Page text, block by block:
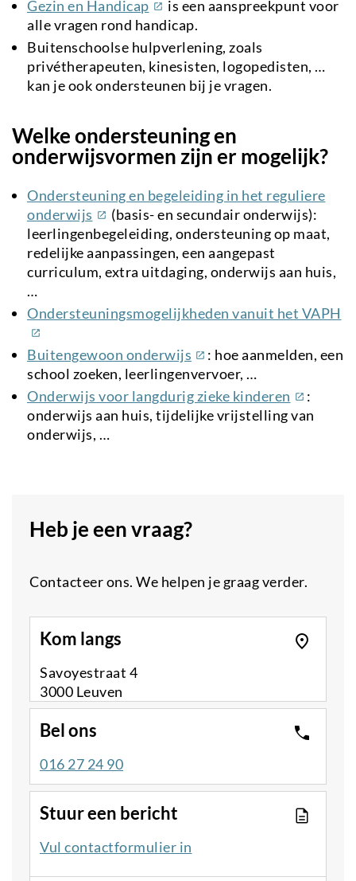
Gezin en Handicap(externe
link)
is een aanspreekpunt voor
alle vragen rond handicap.
Buitenschoolse hulpverlening, zoals
privétherapeuten, kinesisten, logopedisten, …
kan je ook ondersteunen bij je vragen.
Welke ondersteuning en
onderwijsvormen zijn er mogelijk?
Ondersteuning en begeleiding in het reguliere
onderwijs (externe
link)
(basis- en secundair onderwijs):
leerlingenbegeleiding, ondersteuning op maat,
redelijke aanpassingen, een aangepast
curriculum, extra uitdaging, onderwijs aan huis,
…
Ondersteuningsmogelijkheden vanuit het VAPH
Buitengewoon onderwijs (externe
link)
: hoe aanmelden, een
school zoeken, leerlingenvervoer, …
Onderwijs voor langdurig zieke kinderen (externe
link)
:
onderwijs aan huis, tijdelijke vrijstelling van
onderwijs, …
Heb je een vraag?
Contacteer ons. We helpen je graag verder.
Kom langs
Savoyestraat 4
3000 Leuven
Bel ons
016 27 24 90
Stuur een bericht
Vul contactformulier in